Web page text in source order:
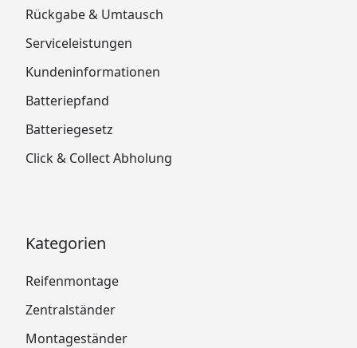
Rückgabe & Umtausch
Serviceleistungen
Kundeninformationen
Batteriepfand
Batteriegesetz
Click & Collect Abholung
Kategorien
Reifenmontage
Zentralständer
Montageständer